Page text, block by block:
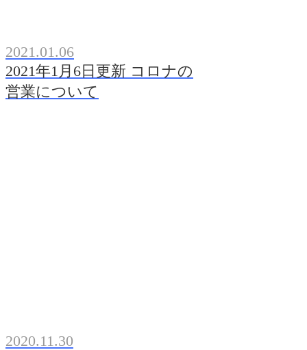
2021.01.06
2021年1月6日更新 コロナの
営業について
2020.11.30